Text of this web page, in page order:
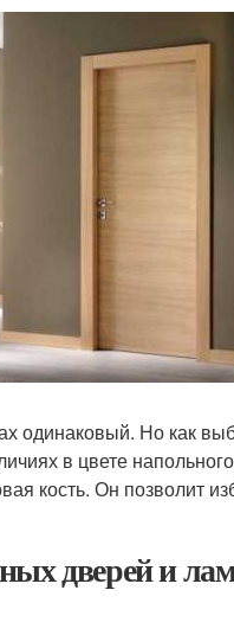
одинаковый. Но как
в цвете
кость. Он позволит
дверей и